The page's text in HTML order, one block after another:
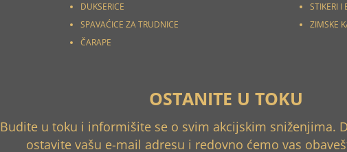
DUKSERICE
SPAVAĆICE ZA TRUDNICE
ČARAPE
STIKERI I
ZIMSKE
OSTANITE U TOKU
Budite u toku i informišite se o svim akcijskim sniženjima.
ostavite vašu e-mail adresu i redovno ćemo vas